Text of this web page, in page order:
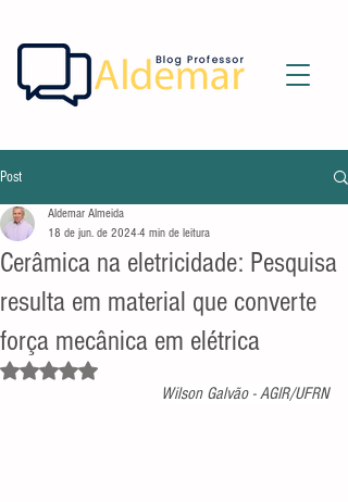
Post
Cerâmica na eletricidade: Pesquisa
resulta em material que converte
força mecânica em elétrica
Aldemar Almeida
18 de jun. de 2024 4 min de leitura
Avaliado com NaN de 5 estrelas.
Wilson Galvão - AGIR/UFRN